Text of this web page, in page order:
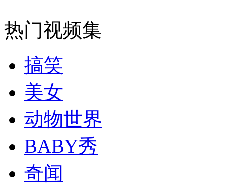
热门视频集
搞笑
美女
动物世界
BABY秀
奇闻